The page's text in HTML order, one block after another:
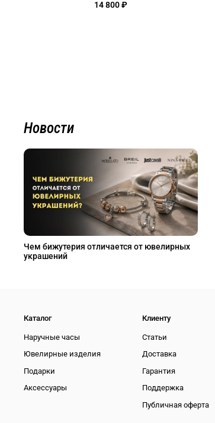
14 800 ₽
Новости
Чем бижутерия отличается от ювелирных
украшений
Каталог
Наручные часы
Ювелирные изделия
Подарки
Аксессуары
Клиенту
Статьи
Доставка
Гарантия
Поддержка
Публичная оферта